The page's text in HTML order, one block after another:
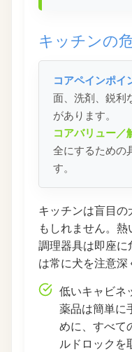
キッチンの
コアペインポイ
面、洗剤、鋭利
があります。
コアバリュー／
全にするための
す。
キッチンは盲目
もしれません。
調理器具は即座に
は常に犬を注意深
低いキャビネ
薬品は簡単に
めに、すべて
ルドロックを